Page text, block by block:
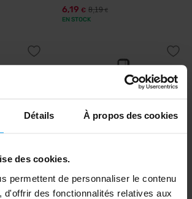
Détails À propos des cookies
des cookies.
permettent de personnaliser le contenu
d'offrir des fonctionnalités relatives aux
6,19 € 8,19€
EN STOCK
AN Stainless Steel Flask 500 ml